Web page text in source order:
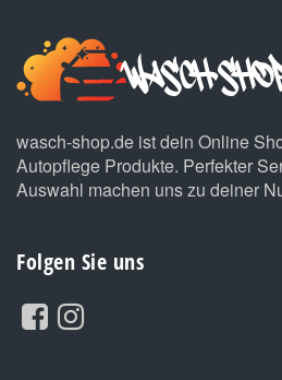
wasch-shop.de ist dein Online
Autopflege Produkte. Perfekter
Auswahl machen uns zu deiner
Folgen Sie uns